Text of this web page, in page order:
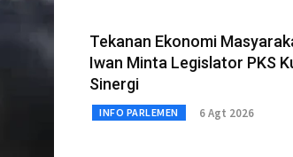
Tekanan Ekonomi
Iwan Minta Legislator PKS
Sinergi
INFO PARLEMEN 6 Agt 2026